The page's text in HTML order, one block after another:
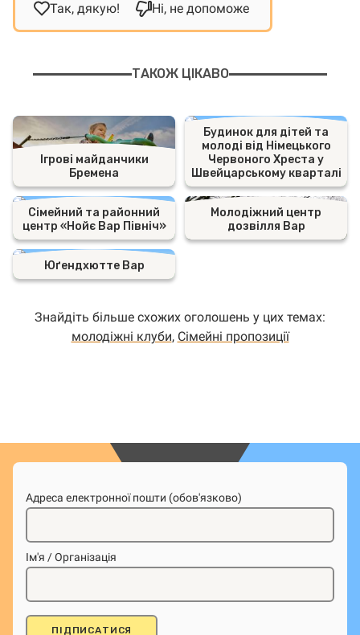
Так, дякую!
Ні, не допоможе
ТАКОЖ ЦІКАВО
Ігрові майданчики
Бремена
Будинок для дітей та
молоді від Німецького
Червоного Хреста у
Швейцарському кварталі
Сімейний та районний
центр «Нойє Вар Північ»
Молодіжний центр
дозвілля Вар
Юґендхютте Вар
Знайдіть більше схожих оголошень у цих темах:
молодіжні клуби, Сімейні пропозиції
Адреса електронної пошти (обов'язково)
Ім'я / Організація